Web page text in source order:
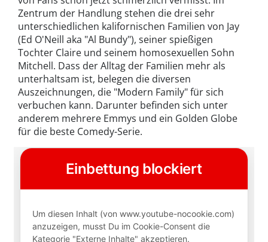
Zentrum der Handlung stehen die drei sehr
unterschiedlichen kalifornischen Familien von Jay
(Ed O'Neill aka "Al Bundy"), seiner spießigen
Tochter Claire und seinem homosexuellen Sohn
Mitchell. Dass der Alltag der Familien mehr als
unterhaltsam ist, belegen die diversen
Auszeichnungen, die "Modern Family" für sich
verbuchen kann. Darunter befinden sich unter
anderem mehrere Emmys und ein Golden Globe
für die beste Comedy-Serie.